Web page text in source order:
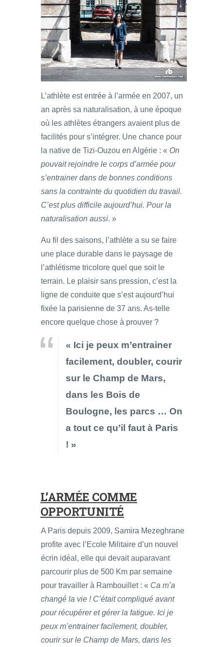
L’athlète est entrée à l’armée en 2007, un
an après sa naturalisation, à une époque
où les athlètes étrangers avaient plus de
facilités pour s’intégrer. Une chance pour
la native de Tizi-Ouzou en Algérie : « On
pouvait rejoindre le corps d’armée pour
s’entrainer dans de bonnes conditions
sans la contrainte du quotidien du travail.
C’est plus difficile aujourd’hui. Pour la
naturalisation aussi. »
Au fil des saisons, l’athlète a su se faire
une place durable dans le paysage de
l’athlétisme tricolore quel que soit le
terrain. Le plaisir sans pression, c’est la
ligne de conduite que s’est aujourd’hui
fixée la parisienne de 37 ans. As-telle
encore quelque chose à prouver ?
« Ici je peux m’entrainer
facilement, doubler, courir
sur le Champ de Mars,
dans les Bois de
Boulogne, les parcs … On
a tout ce qu’il faut à Paris
! »
L’ARMÉE COMME
OPPORTUNITÉ
A Paris depuis 2009, Samira Mezeghrane
profite avec l’Ecole Militaire d’un nouvel
écrin idéal, elle qui devait auparavant
parcourir plus de 500 Km par semaine
pour travailler à Rambouillet : « Ca m’a
changé la vie ! C’était compliqué avant
pour récupérer et gérer la fatigue. Ici je
peux m’entrainer facilement, doubler,
courir sur le Champ de Mars, dans les